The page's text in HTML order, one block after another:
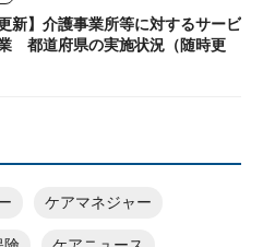
新】介護事業所等に対するサービ
都道府県の実施状況（随時更
ケアマネジャー